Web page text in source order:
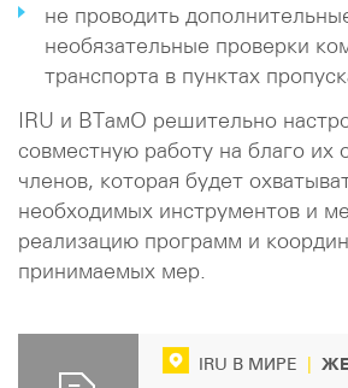
не проводить
необязательные проверки
транспорта в пунктах
IRU и ВТамО решительно
совместную работу на благо их
членов, которая будет
необходимых инструментов и
реализацию программ и
принимаемых мер.
IRU В МИРЕ